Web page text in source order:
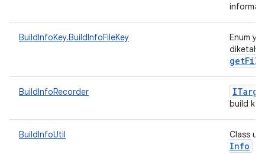
BuildInfoKey.BuildInfoFileKey
Enum
BuildInfoRecorder
build ke
BuildInfoUtil Class
Info